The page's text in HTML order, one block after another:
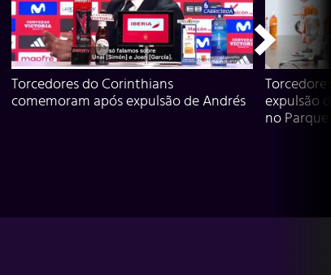
Torcedores do Corinthians
comemoram após expulsão de Andrés
expulsão
no Parque